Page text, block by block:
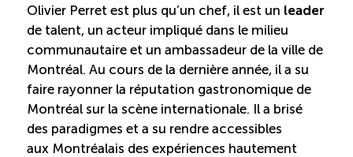
Olivier Perret est plus qu’un chef, il est un leader
de talent, un acteur impliqué dans le milieu
communautaire et un ambassadeur de la ville de
Montréal. Au cours de la dernière année, il a su
faire rayonner la réputation gastronomique de
Montréal sur la scène internationale. Il a brisé
des paradigmes et a su rendre accessibles
aux Montréalais des expériences hautement